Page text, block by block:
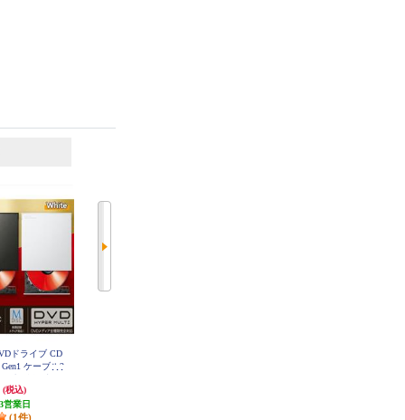
ドライブ CD
ケーブル2
軽量 ホワイト
(税込)
3営業日
(1件)